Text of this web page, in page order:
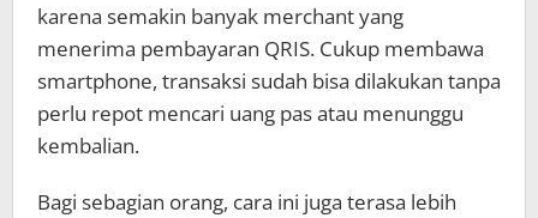
karena semakin banyak merchant yang
menerima pembayaran QRIS. Cukup membawa
smartphone, transaksi sudah bisa dilakukan tanpa
perlu repot mencari uang pas atau menunggu
kembalian.
Bagi sebagian orang, cara ini juga terasa lebih